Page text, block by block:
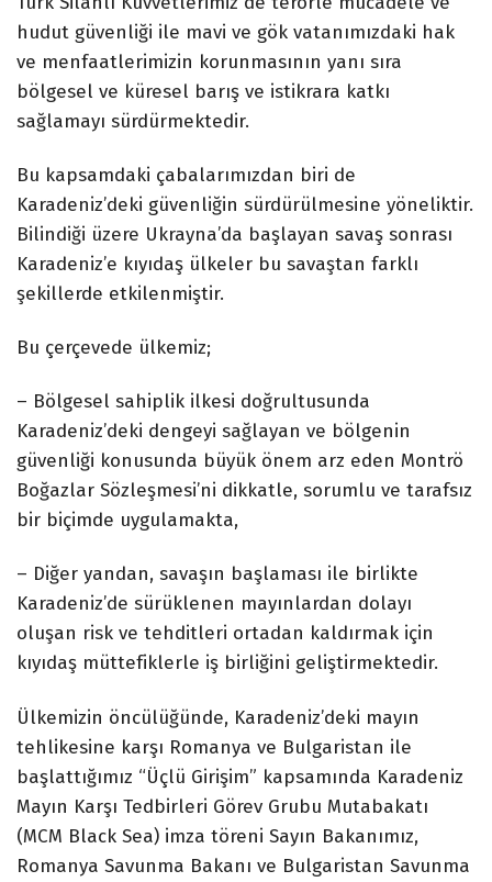
hudut güvenliği ile mavi ve gök vatanımızdaki hak
ve menfaatlerimizin korunmasının yanı sıra
bölgesel ve küresel barış ve istikrara katkı
sağlamayı sürdürmektedir.
Bu kapsamdaki çabalarımızdan biri de
Karadeniz’deki güvenliğin sürdürülmesine yöneliktir.
Bilindiği üzere Ukrayna’da başlayan savaş sonrası
Karadeniz’e kıyıdaş ülkeler bu savaştan farklı
şekillerde etkilenmiştir.
Bu çerçevede ülkemiz;
– Bölgesel sahiplik ilkesi doğrultusunda
Karadeniz’deki dengeyi sağlayan ve bölgenin
güvenliği konusunda büyük önem arz eden Montrö
Boğazlar Sözleşmesi’ni dikkatle, sorumlu ve tarafsız
bir biçimde uygulamakta,
– Diğer yandan, savaşın başlaması ile birlikte
Karadeniz’de sürüklenen mayınlardan dolayı
oluşan risk ve tehditleri ortadan kaldırmak için
kıyıdaş müttefiklerle iş birliğini geliştirmektedir.
Ülkemizin öncülüğünde, Karadeniz’deki mayın
tehlikesine karşı Romanya ve Bulgaristan ile
başlattığımız “Üçlü Girişim” kapsamında Karadeniz
Mayın Karşı Tedbirleri Görev Grubu Mutabakatı
(MCM Black Sea) imza töreni Sayın Bakanımız,
Romanya Savunma Bakanı ve Bulgaristan Savunma